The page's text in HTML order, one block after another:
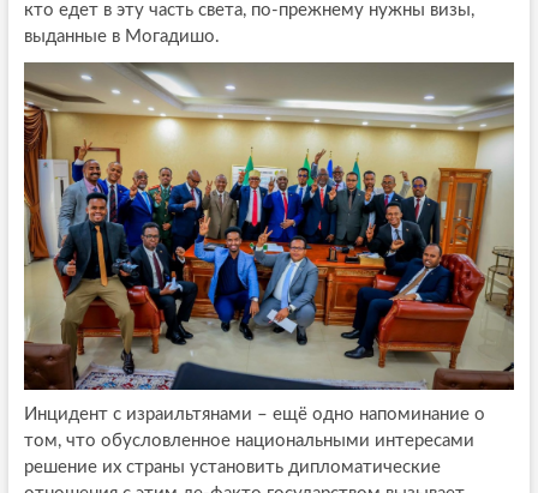
кто едет в эту часть света, по-прежнему нужны визы,
выданные в Могадишо.
Инцидент с израильтянами – ещё одно напоминание о
том, что обусловленное национальными интересами
решение их страны установить дипломатические